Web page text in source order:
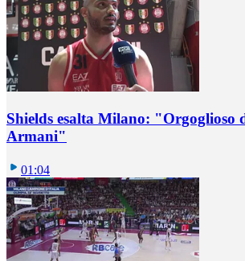
Shields esalta Milano: "Orgoglioso
Armani"
01:04